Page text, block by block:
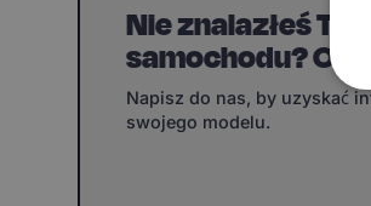
Nie znalazłeś
samochodu?
Napisz do nas, by uzyskać
swojego modelu.